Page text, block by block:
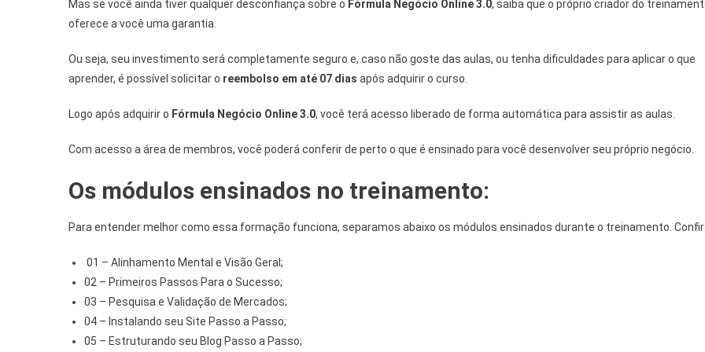
Mas se você ainda tiver qualquer desconfiança sobre o Fórmula Negócio Online 3.0, saiba que o próprio criador do
oferece a você uma garantia.
Ou seja, seu investimento será completamente seguro e, caso não goste das aulas, ou tenha dificuldades para aplicar o que
aprender, é possível solicitar o reembolso em até 07 dias após adquirir o curso.
Logo após adquirir o Fórmula Negócio Online 3.0, você terá acesso liberado de forma automática para assistir as aulas.
Com acesso a área de membros, você poderá conferir de perto o que é ensinado para você desenvolver seu próprio negócio.
Os módulos ensinados no treinamento:
Para entender melhor como essa formação funciona, separamos abaixo os módulos ensinados durante o treinamento.
01 – Alinhamento Mental e Visão Geral;
02 – Primeiros Passos Para o Sucesso;
03 – Pesquisa e Validação de Mercados;
04 – Instalando seu Site Passo a Passo;
05 – Estruturando seu Blog Passo a Passo;